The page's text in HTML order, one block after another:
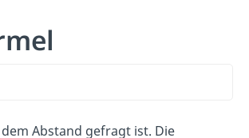
Abstand gefragt ist. Die